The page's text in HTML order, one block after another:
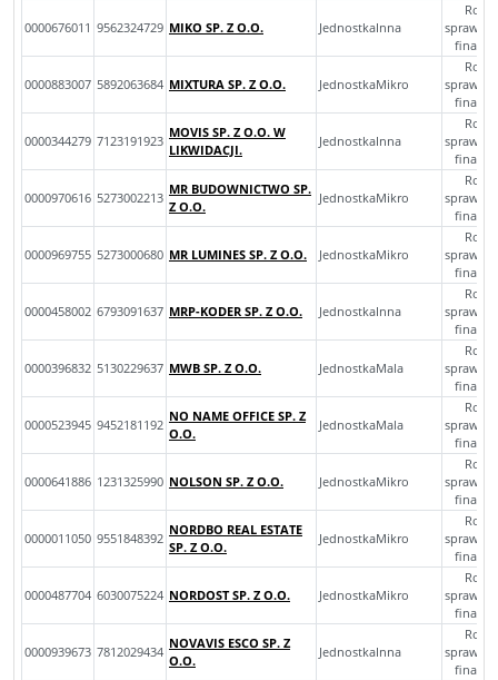
0000676011 9562324729 MIKO SP. Z O.O. JednostkaInna
0000883007 5892063684 MIXTURA SP. Z O.O. JednostkaMikro
0000344279 7123191923
MOVIS SP. Z O.O. W
LIKWIDACJI.
JednostkaInna
0000970616 5273002213
MR BUDOWNICTWO SP.
Z O.O.
JednostkaMikro
0000969755 5273000680 MR LUMINES SP. Z O.O. JednostkaMikro
0000458002 6793091637 MRP-KODER SP. Z O.O. JednostkaInna
0000396832 5130229637 MWB SP. Z O.O. JednostkaMala
0000523945 9452181192
NO NAME OFFICE SP. Z
O.O.
JednostkaMala
0000641886 1231325990 NOLSON SP. Z O.O. JednostkaMikro
0000011050 9551848392
NORDBO REAL ESTATE
SP. Z O.O.
JednostkaMikro
0000487704 6030075224 NORDOST SP. Z O.O. JednostkaMikro
0000939673 7812029434
NOVAVIS ESCO SP. Z
O.O.
JednostkaInna